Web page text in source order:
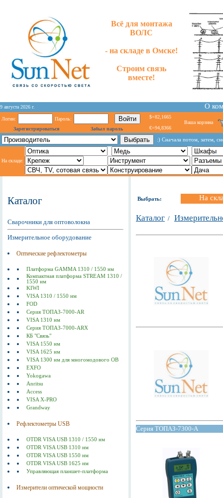
Всё для монтажа
ВОЛС
- на складе в Омске!
Строим связь
вместе!
9 августа 2026 г. О
Логин:
Пароль:
Зарегистрироваться
Забыл пароль
$=82,1665
€=94,8366
Ваша корзина
:) Сначала потом, затем,
На складе:
Каталог
Сварочники для оптоволокна
Измерительное оборудование
Оптические рефлектометры
Платформа GAMMA 1310 / 1550 нм
Компактная платформа STREAM 1310 /
1550 нм
KIWI
VISA 1310 / 1550 нм
FOD
Серия ТОПАЗ-7000-AR
VISA 1310 нм
Серия ТОПАЗ-7000-ARX
КБ "Связь"
VISA 1550 нм
VISA 1625 нм
VISA 1300 нм для многомодового ОВ
EXFO
Yokogawa
Anritsu
Access
VISA X-PRO
Grandway
Рефлектометры USB
OTDR VISA USB 1310 / 1550 нм
OTDR VISA USB 1310 нм
OTDR VISA USB 1550 нм
OTDR VISA USB 1625 нм
Управляющая планшет-платформа
Измерители оптической мощности
Выбрать: На
Каталог /
Серия ТОПАЗ-7300-А